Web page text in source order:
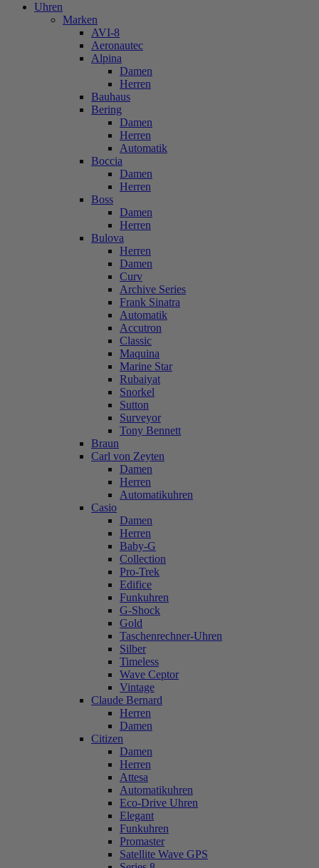
Uhren
Marken
AVI-8
Aeronautec
Alpina
Damen
Herren
Bauhaus
Bering
Damen
Herren
Automatik
Boccia
Damen
Herren
Boss
Damen
Herren
Bulova
Herren
Damen
Curv
Archive Series
Frank Sinatra
Automatik
Accutron
Classic
Maquina
Marine Star
Rubaiyat
Snorkel
Sutton
Surveyor
Tony Bennett
Braun
Carl von Zeyten
Damen
Herren
Automatikuhren
Casio
Damen
Herren
Baby-G
Collection
Pro-Trek
Edifice
Funkuhren
G-Shock
Gold
Taschenrechner-Uhren
Silber
Timeless
Wave Ceptor
Vintage
Claude Bernard
Herren
Damen
Citizen
Damen
Herren
Attesa
Automatikuhren
Eco-Drive Uhren
Elegant
Funkuhren
Promaster
Satellite Wave GPS